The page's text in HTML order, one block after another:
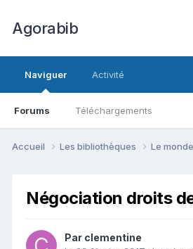
Agorabib
Naviguer
Forums Téléchargements
Activité
Accueil Les bibliothèques Le
Négociation droits
Par clementine